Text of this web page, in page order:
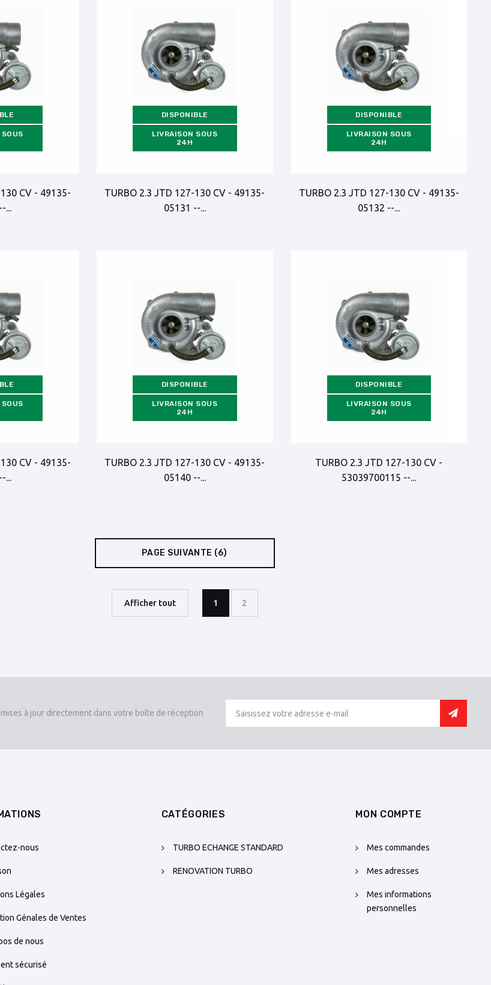
CV - 49135-
...
DISPONIBLE
LIVRAISON SOUS
24H
TURBO 2.3 JTD 127-130 CV - 49135-
05131 --...
DISPONIBLE
LIVRAISON SOUS
24H
TURBO 2.3 JTD 127-130 CV - 49135-
05132 --...
CV - 49135-
...
DISPONIBLE
LIVRAISON SOUS
24H
TURBO 2.3 JTD 127-130 CV - 49135-
05140 --...
DISPONIBLE
LIVRAISON SOUS
24H
TURBO 2.3 JTD 127-130 CV -
53039700115 --...
PAGE SUIVANTE (6)
Afficher tout 1 2
à jour directement dans votre boîte de réception
nous
Légales
Génales de Ventes
de nous
sécurisé
CATÉGORIES
TURBO ECHANGE STANDARD
RENOVATION TURBO
MON COMPTE
Mes commandes
Mes adresses
Mes informations
personnelles